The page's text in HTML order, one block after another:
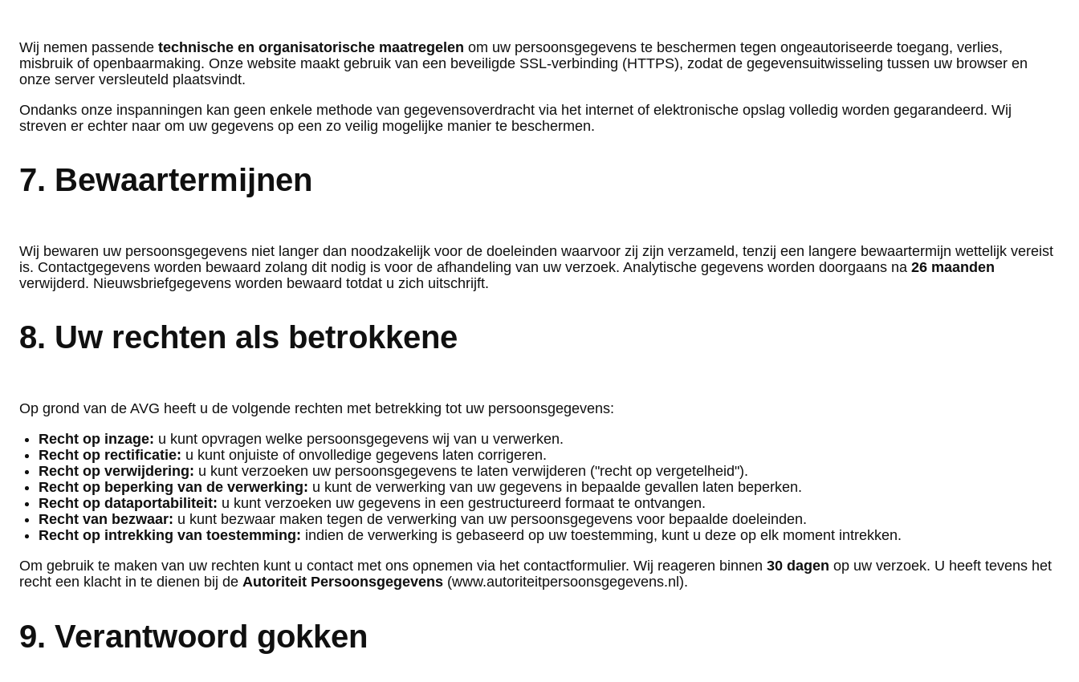
Wij nemen passende technische en organisatorische maatregelen om uw persoonsgegevens te beschermen tegen ongeautoriseerde toegang, verlies,
misbruik of openbaarmaking. Onze website maakt gebruik van een beveiligde SSL-verbinding (HTTPS), zodat de gegevensuitwisseling tussen uw browser en
onze server versleuteld plaatsvindt.
Ondanks onze inspanningen kan geen enkele methode van gegevensoverdracht via het internet of elektronische opslag volledig worden gegarandeerd. Wij
streven er echter naar om uw gegevens op een zo veilig mogelijke manier te beschermen.
7. Bewaartermijnen
Wij bewaren uw persoonsgegevens niet langer dan noodzakelijk voor de doeleinden waarvoor zij zijn verzameld, tenzij een langere bewaartermijn wettelijk vereist
is. Contactgegevens worden bewaard zolang dit nodig is voor de afhandeling van uw verzoek. Analytische gegevens worden doorgaans na 26 maanden
verwijderd. Nieuwsbriefgegevens worden bewaard totdat u zich uitschrijft.
8. Uw rechten als betrokkene
Op grond van de AVG heeft u de volgende rechten met betrekking tot uw persoonsgegevens:
Recht op inzage: u kunt opvragen welke persoonsgegevens wij van u verwerken.
Recht op rectificatie: u kunt onjuiste of onvolledige gegevens laten corrigeren.
Recht op verwijdering: u kunt verzoeken uw persoonsgegevens te laten verwijderen ("recht op vergetelheid").
Recht op beperking van de verwerking: u kunt de verwerking van uw gegevens in bepaalde gevallen laten beperken.
Recht op dataportabiliteit: u kunt verzoeken uw gegevens in een gestructureerd formaat te ontvangen.
Recht van bezwaar: u kunt bezwaar maken tegen de verwerking van uw persoonsgegevens voor bepaalde doeleinden.
Recht op intrekking van toestemming: indien de verwerking is gebaseerd op uw toestemming, kunt u deze op elk moment intrekken.
Om gebruik te maken van uw rechten kunt u contact met ons opnemen via het contactformulier. Wij reageren binnen 30 dagen op uw verzoek. U heeft tevens het
recht een klacht in te dienen bij de Autoriteit Persoonsgegevens (www.autoriteitpersoonsgegevens.nl).
9. Verantwoord gokken